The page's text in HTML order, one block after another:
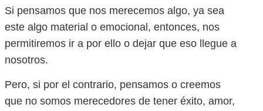
Si pensamos que nos merecemos algo, ya sea
este algo material o emocional, entonces, nos
permitiremos ir a por ello o dejar que eso llegue a
nosotros.
Pero, si por el contrario, pensamos o creemos
que no somos merecedores de tener éxito, amor,